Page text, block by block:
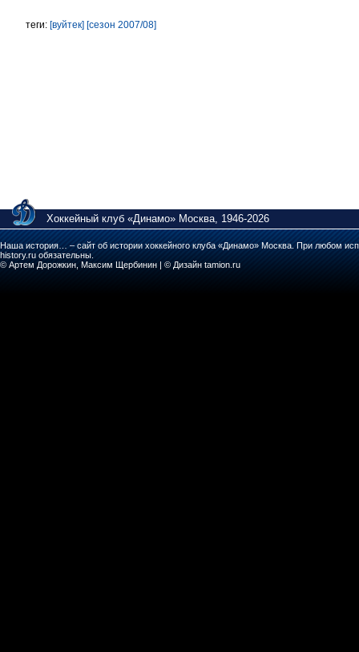
теги: [вуйтек] [сезон 2007/08]
Хоккейный клуб «Динамо» Москва, 1946-2026
Наша история… – сайт об истории хоккейного клуба «Динамо» Москва. При любом
history.ru обязательны.
© Артем Дорожкин, Максим Щербинин | © Дизайн tamion.ru